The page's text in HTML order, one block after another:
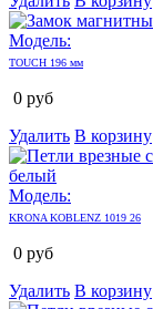
Модель:
TOUCH 196 мм
0 руб
Удалить В корзину
Модель:
KRONA KOBLENZ 1019 26
0 руб
Удалить В корзину